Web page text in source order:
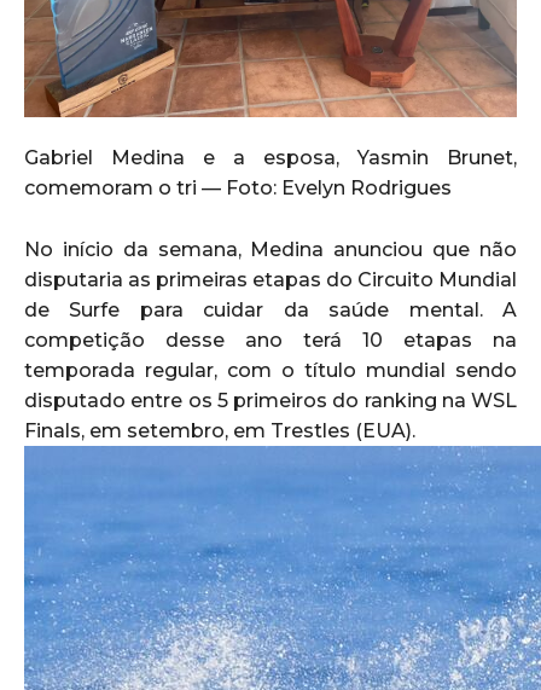
Gabriel Medina e a esposa, Yasmin Brunet,
comemoram o tri — Foto: Evelyn Rodrigues
No início da semana, Medina anunciou que não
disputaria as primeiras etapas do Circuito Mundial
de Surfe para cuidar da saúde mental. A
competição desse ano terá 10 etapas na
temporada regular, com o título mundial sendo
disputado entre os 5 primeiros do ranking na WSL
Finals, em setembro, em Trestles (EUA).